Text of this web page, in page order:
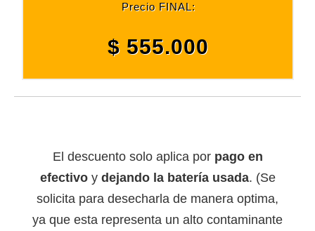
Precio FINAL:
$ 555.000
El descuento solo aplica por pago en
efectivoy dejando la batería usada. (Se
solicita para desecharla de manera optima,
ya que esta representa un alto contaminante